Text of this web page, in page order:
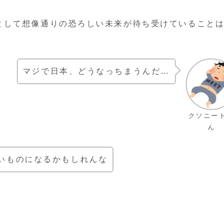
て想像通りの恐ろしい未来が待ち受けていること
クソニー
ん
マジで日本、どうなっちまうんだ…
ものになるかもしれんな